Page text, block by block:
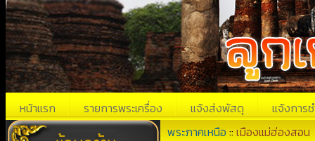
หน้าแรก รายการพระเครื่อง แจ้งส่งพัสดุ แจ้งการช
พระภาคเหนือ ::เมืองแม่ฮ่องสอน